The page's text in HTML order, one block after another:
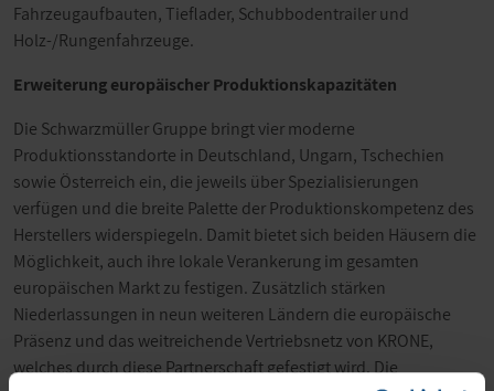
Fahrzeugaufbauten, Tieflader, Schubbodentrailer und
Holz-/Rungenfahrzeuge.
Erweiterung europäischer Produktionskapazitäten
Die Schwarzmüller Gruppe bringt vier moderne
Produktionsstandorte in Deutschland, Ungarn, Tschechien
sowie Österreich ein, die jeweils über Spezialisierungen
verfügen und die breite Palette der Produktionskompetenz des
Herstellers widerspiegeln. Damit bietet sich beiden Häusern die
Möglichkeit, auch ihre lokale Verankerung im gesamten
europäischen Markt zu festigen. Zusätzlich stärken
Niederlassungen in neun weiteren Ländern die europäische
Präsenz und das weitreichende Vertriebsnetz von KRONE,
welches durch diese Partnerschaft gefestigt wird. Die